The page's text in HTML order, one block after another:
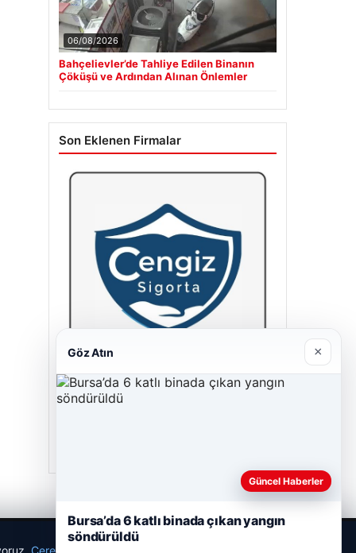
06/08/2026
Bahçelievler’de Tahliye Edilen Binanın
Çöküşü ve Ardından Alınan Önlemler
Son Eklenen Firmalar
Cengiz Sigorta
Çerez Politikamız
Göz Atın ×
Güncel Haberler
Bursa’da 6 katlı binada çıkan yangın
söndürüldü